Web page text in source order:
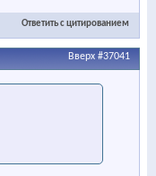
Ответить с цитированием
Вверх #37041